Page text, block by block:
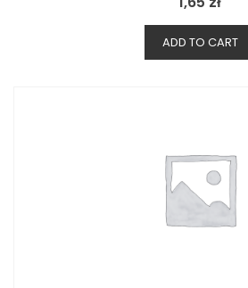
ADD TO CART